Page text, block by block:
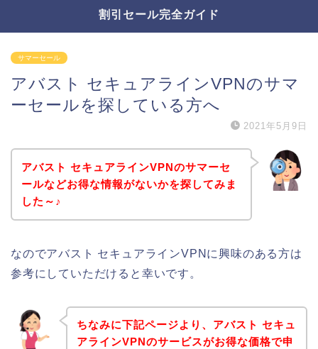
割引セール完全ガイド
サマーセール
アバスト セキュアラインVPNのサマ
ーセールを探している方へ
2021年5月9日
アバスト セキュアラインVPNのサマーセ
ールなどお得な情報がないかを探してみま
した～♪
なのでアバスト セキュアラインVPNに興味のある方は
参考にしていただけると幸いです。
ちなみに下記ページより、アバスト セキュ
アラインVPNのサービスがお得な価格で申